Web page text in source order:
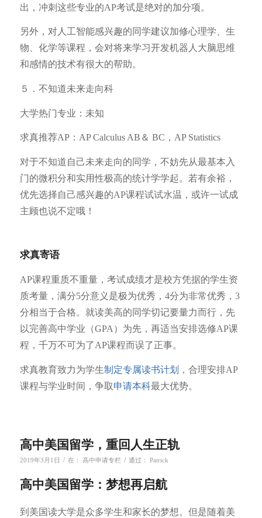
出，冲刺这些专业的AP考试是绝对的加分项。
另外，对人工智能感兴趣的同学建议加修心理学、生
物、化学等课程，会对将来学习开发机器人大脑思维
和感情的技术有很大的帮助。
５．不知道未来走向科
大学热门专业：未知
求真推荐AP：AP Calculus AB＆ BC，AP Statistics
对于不知道自己未来走向的同学，不妨先从最基本入
门的微积分和实用性极高的统计学学起。若有余裕，
优先选择自己感兴趣的AP课程试试水温，或许一试成
主顾也说不定哦！
求真寄语
AP课程重质不重量，考试成绩才是校方凭据的学生资
质考量，满分5分意义是极为优秀，4分为非常优秀，3
分相当于合格。就读美高的同学切记要量力而行，先
以完善高中学业（GPA）为先，再适当安排选修AP课
程，千万不可为了AP课程而误了正事。
求真教育致力为学生制定专属读书计划
，合理安排AP
课程与学业时间，争取申请本科最大优势。
高中美国留学，重回人生正轨
2019年3月1日 / 在： 高中申请专栏 / 通过： Patrick
高中美国留学：梦想再启航
到美国读大学是众多学生和家长的梦想。但是随着美